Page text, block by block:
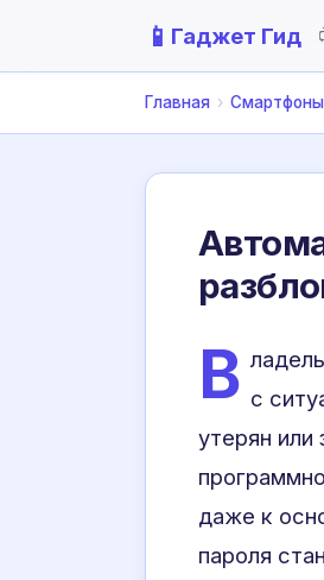
📱 Гаджет Гид
Главная ›
В с
утерян
даже к
пароля